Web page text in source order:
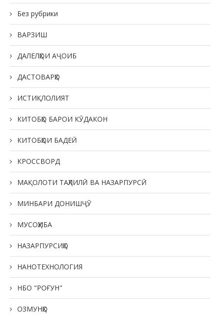
Без рубрики
ВАРЗИШ
ДАЛЕЛҲОИ АҶОИБ
ДАСТОВАРҲО
ИСТИҚЛОЛИЯТ
КИТОБҲО БАРОИ КӮДАКОН
КИТОБҲОИ БАДЕӢ
КРОССВОРД
МАҚОЛОТИ ТАҲЛИЛӢ ВА НАЗАРПУРСӢ
МИНБАРИ ДОНИШҶӮ
МУСОҲИБА
НАЗАРПУРСИҲО
НАНОТЕХНОЛОГИЯ
НБО "РОҒУН"
ОЗМУНҲО